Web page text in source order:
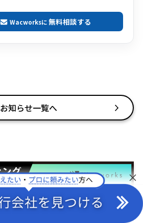
Wacworksに無料相談する
お知らせ一覧へ
×